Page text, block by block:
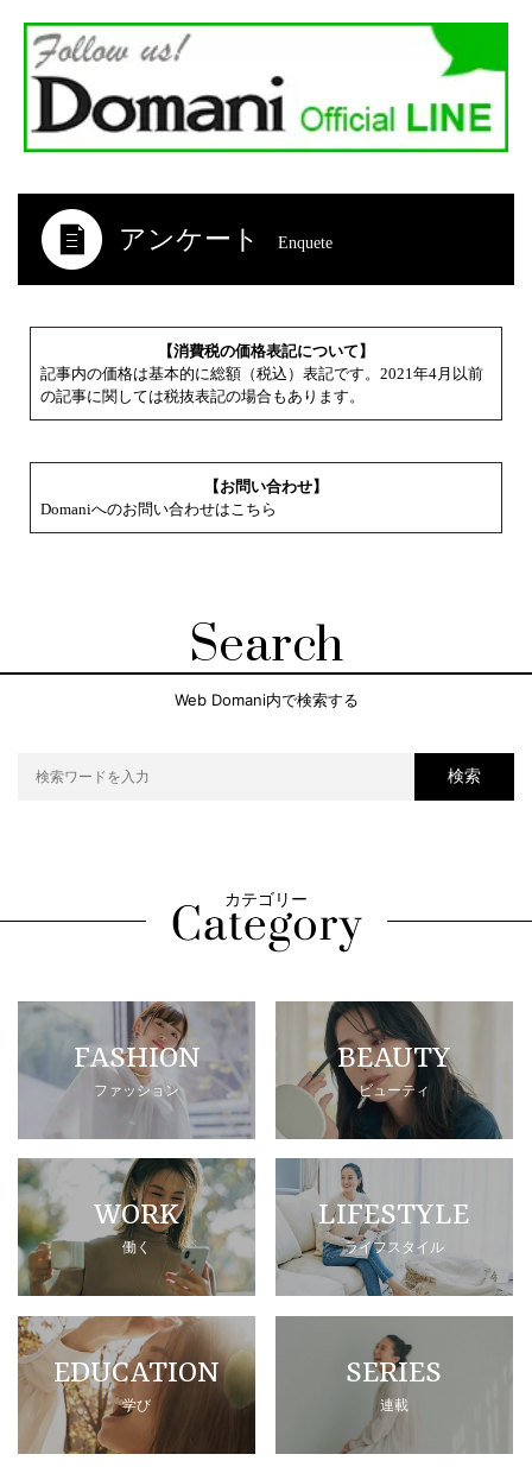
アンケート Enquete
【消費税の価格表記について】
記事内の価格は基本的に総額（税込）表記です。2021年4月以前
の記事に関しては税抜表記の場合もあります。
【お問い合わせ】
Domaniへのお問い合わせはこちら
Search
Web Domani内で検索する
検索
カテゴリー
FASHION
ファッション
BEAUTY
ビューティ
WORK
働く
LIFESTYLE
ライフスタイル
EDUCATION
学び
SERIES
連載